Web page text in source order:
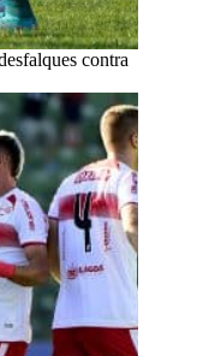
contra